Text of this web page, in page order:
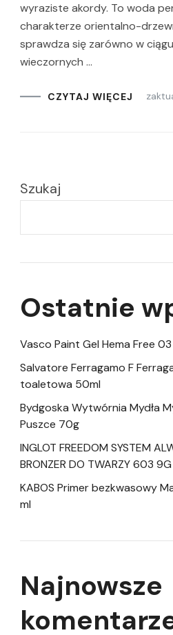
wyraziste akordy. To woda
charakterze orientalno-
sprawdza się zarówno w
wieczornych …
CZYTAJ WIĘCEJ
Szukaj
Ostatnie
Vasco Paint Gel Hema Free
Salvatore Ferragamo F
toaletowa 50ml
Bydgoska Wytwórnia Mydła
Puszce 70g
INGLOT FREEDOM SYSTEM
BRONZER DO TWARZY 603 9G
KABOS Primer bezkwasowy
ml
Najnowsze